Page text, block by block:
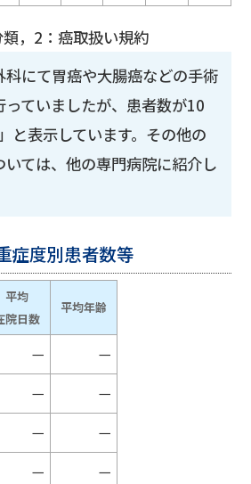
，2：癌取扱い規約
にて胃癌や大腸癌などの手術
ていましたが、患者数が10
と表示しています。その他の
ては、他の専門病院に紹介し
症度別患者数等
平均
院日数
平均年齢
－ －
－ －
－ －
－ －